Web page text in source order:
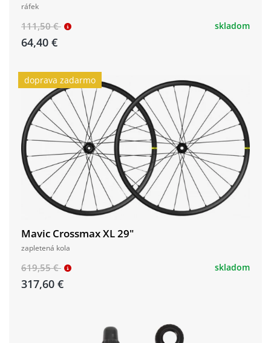
ráfek
111,50 €
64,40 €
skladom
doprava zadarmo
Mavic Crossmax XL 29"
zapletená kola
619,55 €
317,60 €
skladom